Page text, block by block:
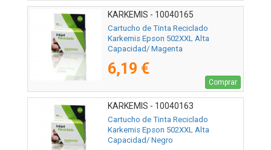
KARKEMIS - 10040165
Cartucho de Tinta Reciclado
Karkemis Epson 502XXL Alta
Capacidad/ Magenta
6,19 €
Comprar
KARKEMIS - 10040163
Cartucho de Tinta Reciclado
Karkemis Epson 502XXL Alta
Capacidad/ Negro